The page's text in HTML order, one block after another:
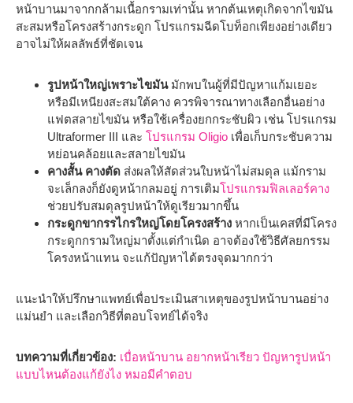
หน้าบานมาจากกล้ามเนื้อกรามเท่านั้น หากต้นเหตุเกิดจากไขมัน
สะสมหรือโครงสร้างกระดูก โปรแกรมฉีดโบท็อกเพียงอย่างเดียว
อาจไม่ให้ผลลัพธ์ที่ชัดเจน
รูปหน้าใหญ่เพราะไขมันมักพบในผู้ที่มีปัญหาแก้มเยอะ
หรือมีเหนียงสะสมใต้คาง ควรพิจารณาทางเลือกอื่นอย่าง
แฟตสลายไขมัน หรือใช้เครื่องยกกระชับผิว เช่น โปรแกรม
Ultraformer III และ โปรแกรม Oligio เพื่อเก็บกระชับความ
หย่อนคล้อยและสลายไขมัน
คางสั้น คางตัด ส่งผลให้สัดส่วนใบหน้าไม่สมดุล แม้กราม
จะเล็กลงก็ยังดูหน้ากลมอยู่ การเติมโปรแกรมฟิลเลอร์คาง
ช่วยปรับสมดุลรูปหน้าให้ดูเรียวมากขึ้น
กระดูกขากรรไกรใหญ่โดยโครงสร้าง หากเป็นเคสที่มีโครง
กระดูกกรามใหญ่มาตั้งแต่กำเนิด อาจต้องใช้วิธีศัลยกรรม
โครงหน้าแทน จะแก้ปัญหาได้ตรงจุดมากกว่า
แนะนำให้ปรึกษาแพทย์เพื่อประเมินสาเหตุของรูปหน้าบานอย่าง
แม่นยำ และเลือกวิธีที่ตอบโจทย์ได้จริง
บทความที่เกี่ยวข้อง: เบื่อหน้าบาน อยากหน้าเรียว ปัญหารูปหน้า
แบบไหนต้องแก้ยังไง หมอมีคำตอบ